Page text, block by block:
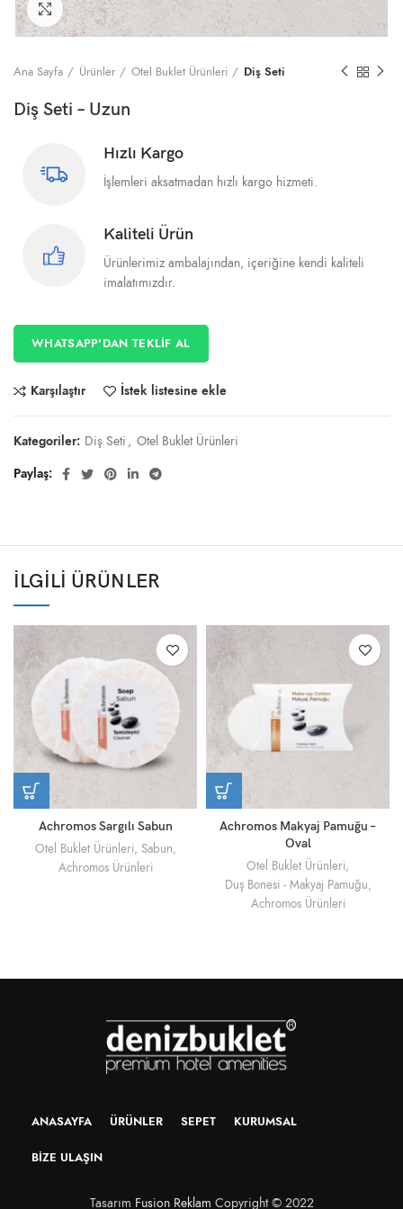
Büyütmek için tıklayın
Ana Sayfa Ürünler Otel Buklet Ürünleri Diş Seti
Diş Seti – Uzun
Hızlı Kargo
İşlemleri aksatmadan hızlı kargo hizmeti.
Kaliteli Ürün
Ürünlerimiz ambalajından, içeriğine kendi kaliteli
imalatımızdır.
WHATSAPP'DAN TEKLİF AL
Karşılaştır İstek listesine ekle
Kategoriler: Diş Seti , Otel Buklet Ürünleri
Paylaş
İLGILI ÜRÜNLER
Achromos Sargılı Sabun
Otel Buklet Ürünleri, Sabun,
Achromos Ürünleri
Achromos Makyaj Pamuğu –
Oval
Otel Buklet Ürünleri,
Duş Bonesi - Makyaj Pamuğu,
Achromos Ürünleri
ANASAYFA ÜRÜNLER SEPET KURUMSAL
BIZE ULAŞIN
Tasarım Fusion Reklam Copyright © 2022